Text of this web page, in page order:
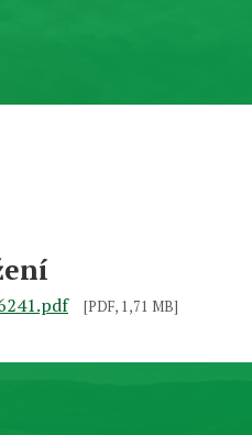
[PDF, 1,71 MB]